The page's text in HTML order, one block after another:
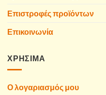
Επιστροφές προϊόντων
Επικοινωνία
ΧΡΗΣΙΜΑ
Ο λογαριασμός μου